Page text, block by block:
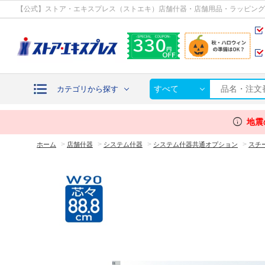
【公式】ストア・エキスプレス（ストエキ）店舗什器・店舗用品・ラッピン
カテゴリから探す すべて
info 地
ホーム > 店舗什器 > システム什器 > システム什器共通オプション > スチ